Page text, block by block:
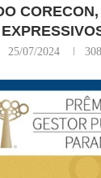
25/07/2024 308